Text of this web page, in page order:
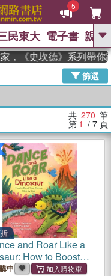
5
GO
The Odyssey 、
果歷史是一群喵 、 暑期
的李登輝時代 、 數學女
偉大的迷走神經
民東大 電子書 親子
坎德》系列帶你踏上熱
篩選
共 270 筆
第 1 / 7 頁
and Roar Like a
How to Boost
Energy Step by Step
中